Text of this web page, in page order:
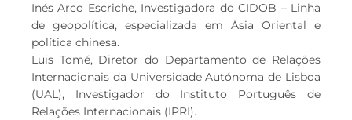
Inés Arco Escriche, Investigadora do CIDOB – Linha
de geopolítica, especializada em Ásia Oriental e
política chinesa.
Luis Tomé, Diretor do Departamento de Relações
Internacionais da Universidade Autónoma de Lisboa
(UAL), Investigador do Instituto Português de
Relações Internacionais (IPRI).